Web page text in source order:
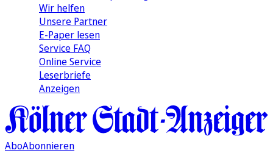
Wir helfen
Unsere Partner
E-Paper lesen
Service FAQ
Online Service
Leserbriefe
Anzeigen
AboAbonnieren